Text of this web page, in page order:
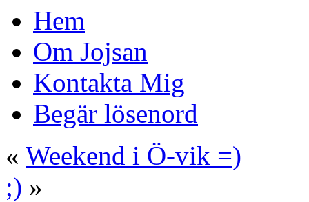
Hem
Om Jojsan
Kontakta Mig
Begär lösenord
« Weekend i Ö-vik =)
;) »